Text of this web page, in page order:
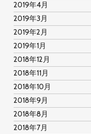
2019年4月
2019年3月
2019年2月
2019年1月
2018年12月
2018年11月
2018年10月
2018年9月
2018年8月
2018年7月